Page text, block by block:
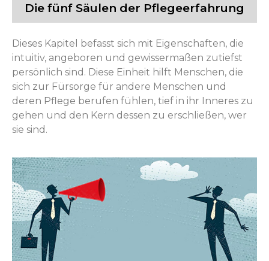
Die fünf Säulen der Pflegeerfahrung
Dieses Kapitel befasst sich mit Eigenschaften, die
intuitiv, angeboren und gewissermaßen zutiefst
persönlich sind. Diese Einheit hilft Menschen, die
sich zur Fürsorge für andere Menschen und
deren Pflege berufen fühlen, tief in ihr Inneres zu
gehen und den Kern dessen zu erschließen, wer
sie sind.